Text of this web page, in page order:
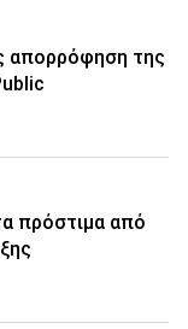
απορρόφηση της
πρόστιμα από